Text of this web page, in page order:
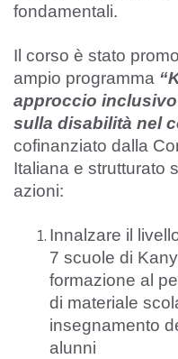
fondamentali.
Il corso è stato
ampio programma
approccio
sulla disabilità nel
cofinanziato dalla
Italiana e strutturato
azioni:
Innalzare il
7 scuole di
formazione al
di materiale
insegnamento
alunni